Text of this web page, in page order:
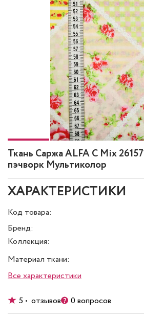
Ткань Саржа ALFA C Mix
пэчворк Мультиколор
ХАРАКТЕРИСТИКИ
Код товара:
Бренд:
Коллекция:
Материал ткани:
Все характеристики
5 • отзывов 0 вопросов